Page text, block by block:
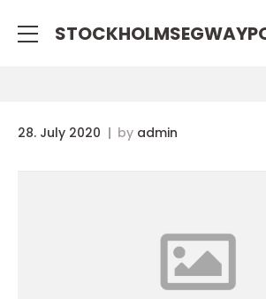
28. July 2020 by admin